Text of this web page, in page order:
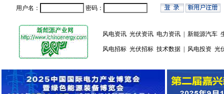
用户名： 密码：
风电资讯 光伏资讯 电力资讯 新能源汽车
风电招标 光伏招标 技术数据 风电投资 光